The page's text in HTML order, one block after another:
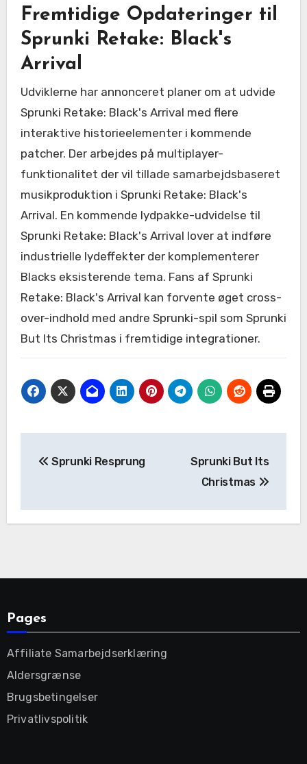
Fremtidige Opdateringer til
Sprunki Retake: Black's
Arrival
Udviklerne har annonceret planer om at udvide
Sprunki Retake: Black's Arrival med flere
interaktive historieelementer i kommende
patcher. Der arbejdes på multiplayer-
funktionalitet der vil tillade samarbejdsbaseret
musikproduktion i Sprunki Retake: Black's
Arrival. En kommende lydpakke-udvidelse til
Sprunki Retake: Black's Arrival lover at indføre
industrielle lydeffekter der komplementerer
Blacks eksisterende tema. Fans af Sprunki
Retake: Black's Arrival kan forvente øget cross-
over-indhold med andre Sprunki-spil som Sprunki
But Its Christmas i fremtidige integrationer.
navigation
Sprunki Resprung
Sprunki But Its
Christmas
Pages
Affiliate Samarbejdserklæring
Aldersgrænse
Brugsbetingelser
Privatlivspolitik